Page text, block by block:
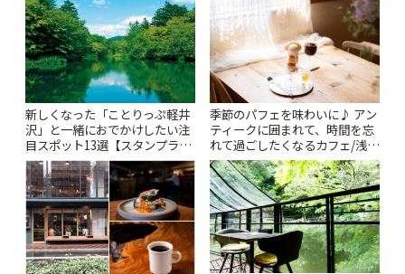
新しくなった「ことりっぷ軽井
沢」と一緒におでかけしたい注
目スポット13選【スタンプラリ
ー開催中】 | ことりっぷ
季節のパフェを味わいに♪ アン
ティークに囲まれて、時間を忘
れて過ごしたくなるカフェ/浅草
「annorum cafe」 | ことりっぷ